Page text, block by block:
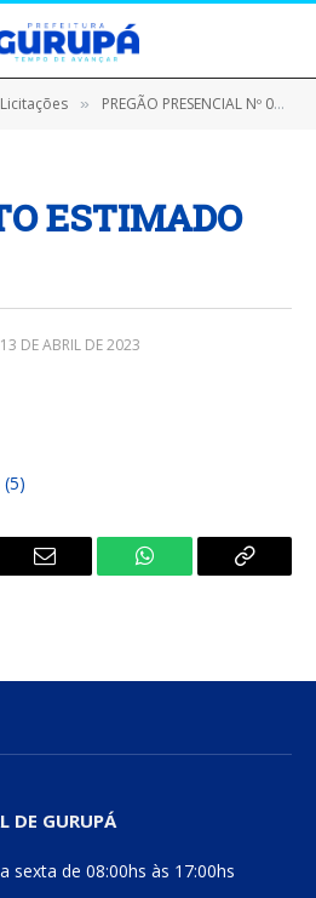
Licitações » PREGÃO PRESENCIAL Nº 020301/2023 (AQUISIÇÃO DE FORNECIMENTO MATERIAL DE CONSUMO PARA SUPRIR AS NECESSIDADES DA SECRETARIA MUNICIPAL DE SAÚDE DE GURUPÁ)
ESTIMADO
13 DE ABRIL DE 2023
E-
WhatsApp Copiar
DE GURUPÁ
sexta de 08:00hs às 17:00hs